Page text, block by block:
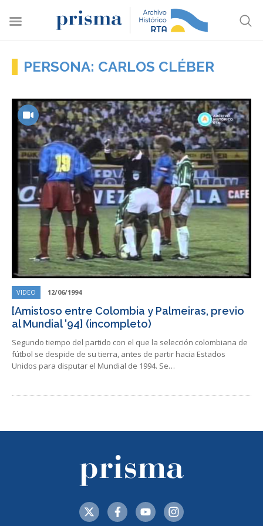
PERSONA: CARLOS CLÉBER
VIDEO 12/06/1994
[Amistoso entre Colombia y Palmeiras, previo
al Mundial '94] (incompleto)
Segundo tiempo del partido con el que la selección colombiana de
fútbol se despide de su tierra, antes de partir hacia Estados
Unidos para disputar el Mundial de 1994. Se…